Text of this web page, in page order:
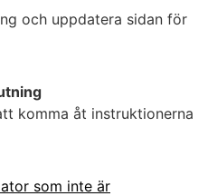
och uppdatera sidan för
komma åt instruktionerna
som inte är